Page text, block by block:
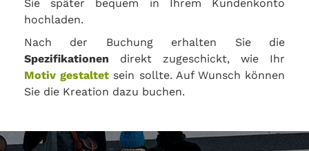
Sie später bequem in Ihrem Kundenkonto
hochladen.
Nach der Buchung erhalten Sie die
Spezifikationen direkt zugeschickt, wie Ihr
Motiv gestaltet sein sollte. Auf Wunsch können
Sie die Kreation dazu buchen.